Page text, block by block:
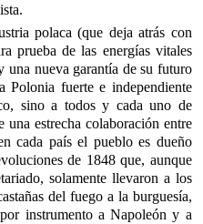
polaca (que deja atrás con
prueba de las energías vitales
nueva garantía de su futuro
Polonia fuerte e independiente
sino a todos y cada uno de
estrecha colaboración entre
cada país el pueblo es dueño
de 1848 que, aunque
solamente llevaron a los
del fuego a la burguesía,
instrumento a Napoleón y a